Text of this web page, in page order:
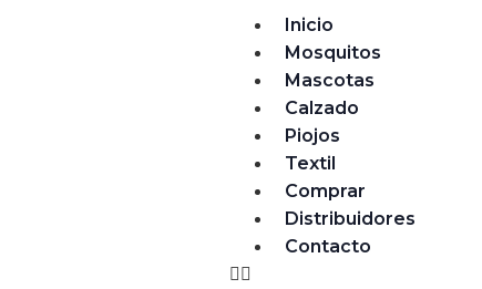
Inicio
Mosquitos
Mascotas
Calzado
Piojos
Textil
Comprar
Distribuidores
Contacto